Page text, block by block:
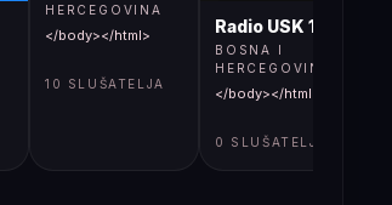
HERCEGOVINA
</body></html>
10 SLUŠATELJA
Radio USK 1
BOSNA I
HERCEGOVINA
</body></html>
0 SLUŠATELJA